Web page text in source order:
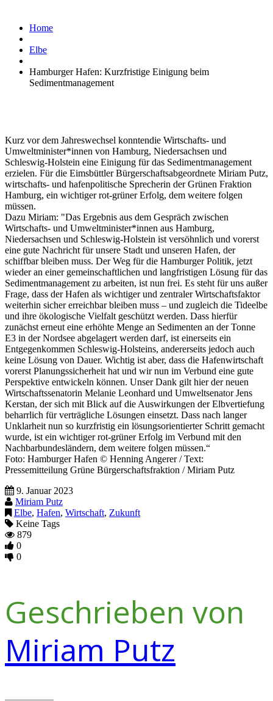
Home
Elbe
Hamburger Hafen: Kurzfristige Einigung beim
Sedimentmanagement
Kurz vor dem Jahreswechsel konntendie Wirtschafts- und
Umweltminister*innen von Hamburg, Niedersachsen und
Schleswig-Holstein eine Einigung für das Sedimentmanagement
erzielen. Für die Eimsbüttler Bürgerschaftsabgeordnete Miriam Putz,
wirtschafts- und hafenpolitische Sprecherin der Grünen Fraktion
Hamburg, ein wichtiger rot-grüner Erfolg, dem weitere folgen
müssen.
Dazu Miriam: "Das Ergebnis aus dem Gespräch zwischen
Wirtschafts- und Umweltminister*innen aus Hamburg,
Niedersachsen und Schleswig-Holstein ist versöhnlich und vorerst
eine gute Nachricht für unsere Stadt und unseren Hafen, der
schiffbar bleiben muss. Der Weg für die Hamburger Politik, jetzt
wieder an einer gemeinschaftlichen und langfristigen Lösung für das
Sedimentmanagement zu arbeiten, ist nun frei. Es steht für uns außer
Frage, dass der Hafen als wichtiger und zentraler Wirtschaftsfaktor
weiterhin sicher erreichbar bleiben muss – und zugleich die Tideelbe
und ihre ökologische Vielfalt geschützt werden. Dass hierfür
zunächst erneut eine erhöhte Menge an Sedimenten an der Tonne
E3 in der Nordsee abgelagert werden darf, ist einerseits ein
Entgegenkommen Schleswig-Holsteins, andererseits jedoch auch
keine Lösung von Dauer. Wichtig ist aber, dass die Hafenwirtschaft
vorerst Planungssicherheit hat und wir nun im Verbund eine gute
Perspektive entwickeln können. Unser Dank gilt hier der neuen
Wirtschaftssenatorin Melanie Leonhard und Umweltsenator Jens
Kerstan, der sich mit Blick auf die Auswirkungen der Elbvertiefung
beharrlich für verträgliche Lösungen einsetzt. Dass nach langer
Unklarheit nun so kurzfristig ein lösungsorientierter Schritt gemacht
wurde, ist ein wichtiger rot-grüner Erfolg im Verbund mit den
Nachbarbundesländern, dem weitere folgen müssen.“
Foto: Hamburger Hafen © Henning Angerer / Text:
Pressemitteilung Grüne Bürgerschaftsfraktion / Miriam Putz
9. Januar 2023
Miriam Putz
Elbe, Hafen, Wirtschaft, Zukunft
Keine Tags
879
0
0
Geschrieben von
Miriam Putz